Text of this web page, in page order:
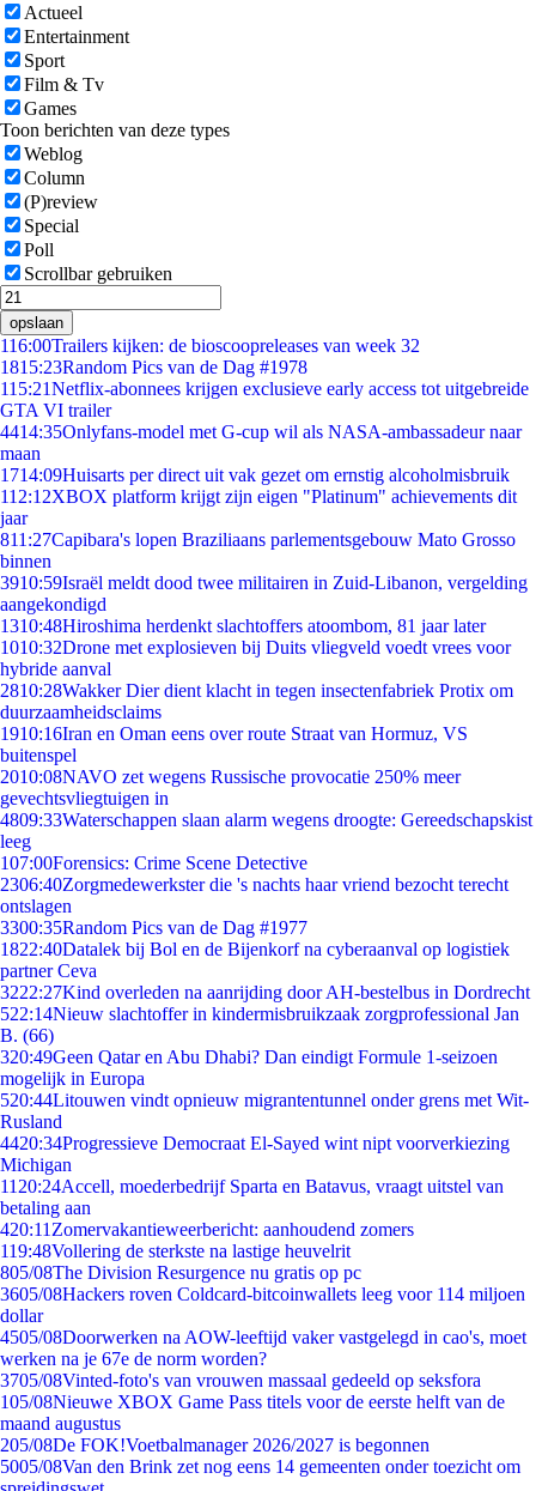
Actueel
Entertainment
Sport
Film & Tv
Games
Toon berichten van deze types
Weblog
Column
(P)review
Special
Poll
Scrollbar gebruiken
opslaan
116:00Trailers kijken: de bioscoopreleases van week 32
1815:23Random Pics van de Dag #1978
115:21Netflix-abonnees krijgen exclusieve early access tot uitgebreide
GTA VI trailer
4414:35Onlyfans-model met G-cup wil als NASA-ambassadeur naar
maan
1714:09Huisarts per direct uit vak gezet om ernstig alcoholmisbruik
112:12XBOX platform krijgt zijn eigen "Platinum" achievements dit
jaar
811:27Capibara's lopen Braziliaans parlementsgebouw Mato Grosso
binnen
3910:59Israël meldt dood twee militairen in Zuid-Libanon, vergelding
aangekondigd
1310:48Hiroshima herdenkt slachtoffers atoombom, 81 jaar later
1010:32Drone met explosieven bij Duits vliegveld voedt vrees voor
hybride aanval
2810:28Wakker Dier dient klacht in tegen insectenfabriek Protix om
duurzaamheidsclaims
1910:16Iran en Oman eens over route Straat van Hormuz, VS
buitenspel
2010:08NAVO zet wegens Russische provocatie 250% meer
gevechtsvliegtuigen in
4809:33Waterschappen slaan alarm wegens droogte: Gereedschapskist
leeg
107:00Forensics: Crime Scene Detective
2306:40Zorgmedewerkster die 's nachts haar vriend bezocht terecht
ontslagen
3300:35Random Pics van de Dag #1977
1822:40Datalek bij Bol en de Bijenkorf na cyberaanval op logistiek
partner Ceva
3222:27Kind overleden na aanrijding door AH-bestelbus in Dordrecht
522:14Nieuw slachtoffer in kindermisbruikzaak zorgprofessional Jan
B. (66)
320:49Geen Qatar en Abu Dhabi? Dan eindigt Formule 1-seizoen
mogelijk in Europa
520:44Litouwen vindt opnieuw migrantentunnel onder grens met Wit-
Rusland
4420:34Progressieve Democraat El-Sayed wint nipt voorverkiezing
Michigan
11 20:24Accell, moederbedrijf Sparta en Batavus, vraagt uitstel van
betaling aan
420:11 Zomervakantieweerbericht: aanhoudend zomers
119:48Vollering de sterkste na lastige heuvelrit
805/08The Division Resurgence nu gratis op pc
3605/08Hackers roven Coldcard-bitcoinwallets leeg voor 114 miljoen
dollar
4505/08Doorwerken na AOW-leeftijd vaker vastgelegd in cao's, moet
werken na je 67e de norm worden?
3705/08Vinted-foto's van vrouwen massaal gedeeld op seksfora
105/08Nieuwe XBOX Game Pass titels voor de eerste helft van de
maand augustus
205/08De FOK!Voetbalmanager 2026/2027 is begonnen
5005/08Van den Brink zet nog eens 14 gemeenten onder toezicht om